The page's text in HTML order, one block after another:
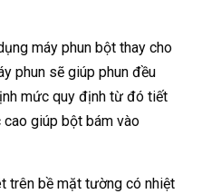
máy phun bột thay cho
phun sẽ giúp phun đều
mức quy định từ đó tiết
giúp bột bám vào
trên bề mặt tường có nhiệt